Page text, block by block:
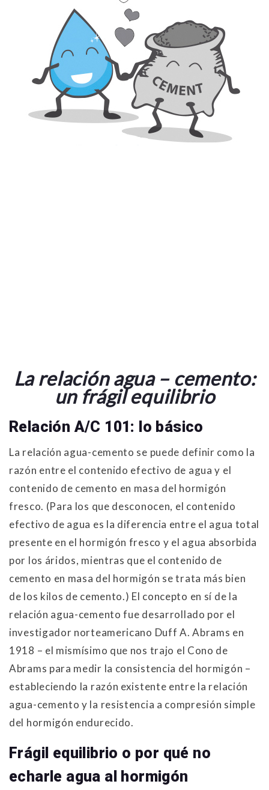
La relación agua – cemento:
un frágil equilibrio
Relación A/C 101: lo básico
La relación agua-cemento se puede definir como la
razón entre el contenido efectivo de agua y el
contenido de cemento en masa del hormigón
fresco. (Para los que desconocen, el contenido
efectivo de agua es la diferencia entre el agua total
presente en el hormigón fresco y el agua absorbida
por los áridos, mientras que el contenido de
cemento en masa del hormigón se trata más bien
de los kilos de cemento.) El concepto en sí de la
relación agua-cemento fue desarrollado por el
investigador norteamericano Duff A. Abrams en
1918 – el mismísimo que nos trajo el Cono de
Abrams para medir la consistencia del hormigón –
estableciendo la razón existente entre la relación
agua-cemento y la resistencia a compresión simple
del hormigón endurecido.
Frágil equilibrio o por qué no
echarle agua al hormigón